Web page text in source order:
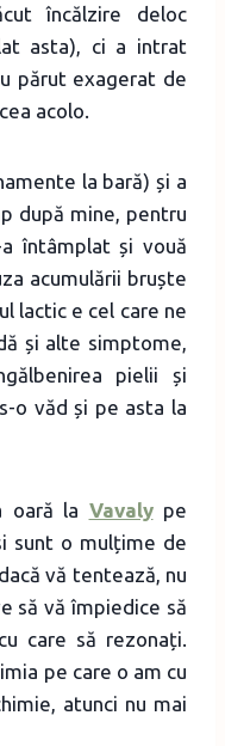
încălzire deloc
asta), ci a intrat
părut exagerat de
acolo.
la bară) și a
după mine, pentru
întâmplat și vouă
acumulării bruște
lactic e cel care ne
și alte simptome,
pielii și
o văd și pe asta la
oară la Vavalype
sunt o mulțime de
vă tentează, nu
să vă împiedice să
care să rezonați.
pe care o am cu
atunci nu mai